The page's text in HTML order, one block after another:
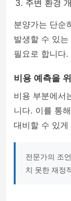
주변 환경
분양가는 단순
발생할 수 있
필요로 합니다.
비용 예측을
비용 부분에서
니다. 이를 통
대비할 수 있게
전문가의 조
치 못한 재정